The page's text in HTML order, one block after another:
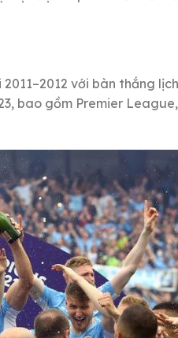
với bàn thắng
bao gồm Premier